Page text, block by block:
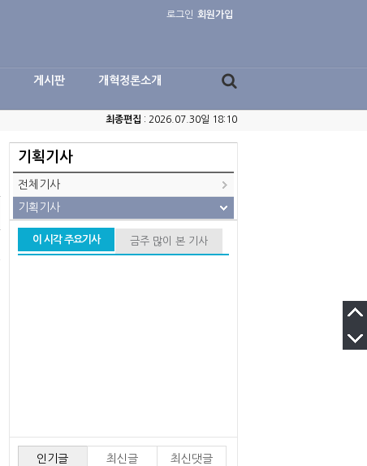
로그인 회원가입
게시판 개혁정론소개
최종편집 : 2026.07.30일 18:10
기획기사
전체기사
기획기사
이 시각 주요기사 금주 많이 본 기사
인기글 최신글 최신댓글